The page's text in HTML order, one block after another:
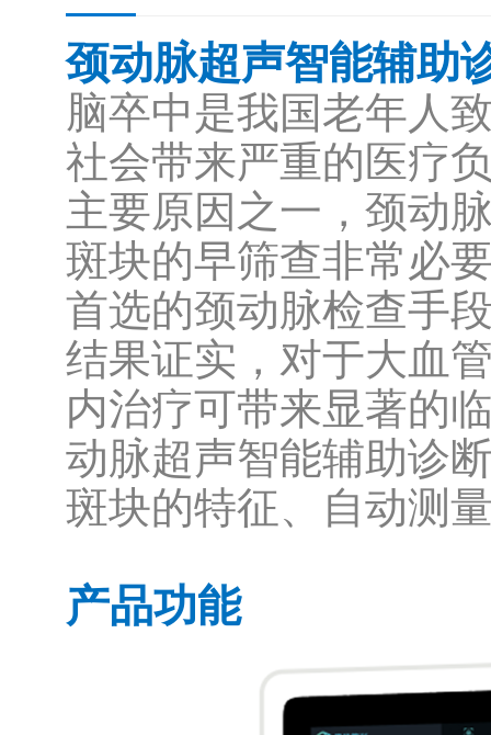
颈动脉超声智能辅助
脑卒中是我国老年人
社会带来严重的医疗
主要原因之一，颈动
斑块的早筛查非常必
首选的颈动脉检查手
结果证实，对于大血
内治疗可带来显著的
动脉超声智能辅助诊
斑块的特征、自动测
产品功能